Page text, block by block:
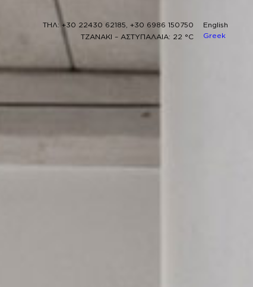
ΤΗΛ: +30 22430 62185, +30 6986 150750
English
Greek
ΤΖΑΝΑΚΙ – ΑΣΤΥΠΑΛΑΙΑ: 22 °C